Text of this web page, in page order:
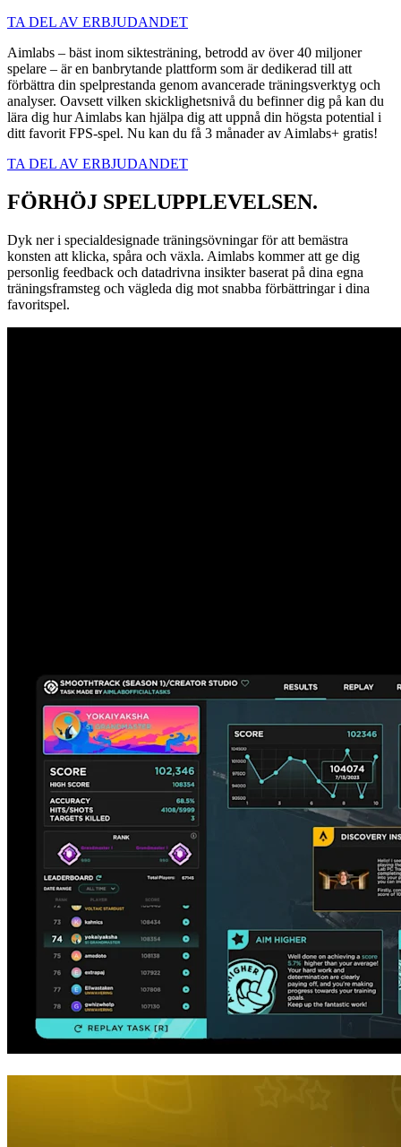
TA DEL AV ERBJUDANDET
Aimlabs – bäst inom siktesträning, betrodd av över 40 miljoner
spelare – är en banbrytande plattform som är dedikerad till att
förbättra din spelprestanda genom avancerade träningsverktyg och
analyser. Oavsett vilken skicklighetsnivå du befinner dig på kan du
lära dig hur Aimlabs kan hjälpa dig att uppnå din högsta potential i
ditt favorit FPS-spel. Nu kan du få 3 månader av Aimlabs+ gratis!
TA DEL AV ERBJUDANDET
FÖRHÖJ SPELUPPLEVELSEN.
Dyk ner i specialdesignade träningsövningar för att bemästra
konsten att klicka, spåra och växla. Aimlabs kommer att ge dig
personlig feedback och datadrivna insikter baserat på dina egna
träningsframsteg och vägleda dig mot snabba förbättringar i dina
favoritspel.